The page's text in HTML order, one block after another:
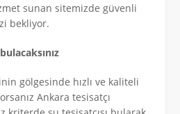
sunan sitemizde güvenli
bekliyor.
gölgesinde hızlı ve kaliteli
Ankara tesisatçı